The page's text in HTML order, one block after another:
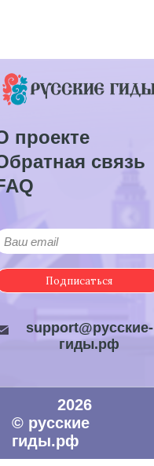
проекте
связь
Подписаться
support@русские-
гиды.рф
2026
© русские
гиды.рф